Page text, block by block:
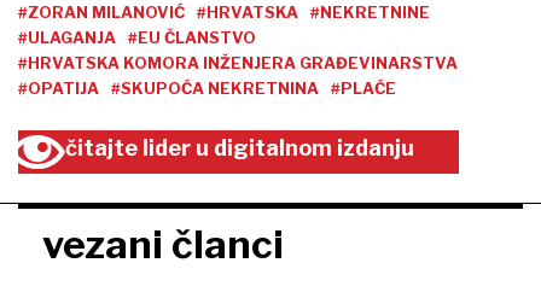
#ZORAN MILANOVIĆ #HRVATSKA
#NEKRETNINE
#ULAGANJA
#EU ČLANSTVO
#HRVATSKA KOMORA INŽENJERA GRAĐEVINARSTVA
#OPATIJA
#SKUPOĆA NEKRETNINA #PLAĆE
čitajte lider u digitalnom izdanju
vezani članci